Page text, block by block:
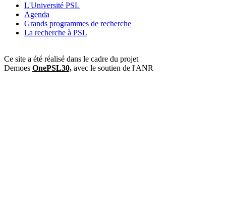
L'Université PSL
Agenda
Grands programmes de recherche
La recherche à PSL
Ce site a été réalisé dans le cadre du projet
Demoes OnePSL30, avec le soutien de l'ANR